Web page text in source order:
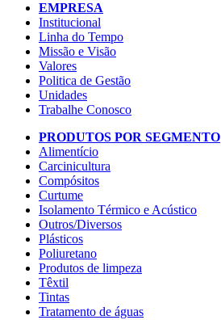
EMPRESA
Institucional
Linha do Tempo
Missão e Visão
Valores
Politica de Gestão
Unidades
Trabalhe Conosco
PRODUTOS POR SEGMENTO
Alimentício
Carcinicultura
Compósitos
Curtume
Isolamento Térmico e Acústico
Outros/Diversos
Plásticos
Poliuretano
Produtos de limpeza
Têxtil
Tintas
Tratamento de águas